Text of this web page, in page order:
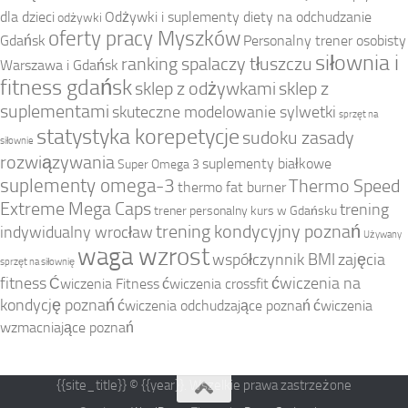
dla dzieci odżywki Odżywki i suplementy diety na odchudzanie
Gdańsk oferty pracy Myszków Personalny trener osobisty
Warszawa i Gdańsk ranking spalaczy tłuszczu siłownia i
fitness gdańsksklep z odżywkami sklep z
suplementami skuteczne modelowanie sylwetki sprzęt na
siłownie statystyka korepetycje sudoku zasady
rozwiązywaniaSuper Omega 3 suplementy białkowe
suplementy omega-3 thermo fat burnerThermo Speed
Extreme Mega Capstrener personalny kurs w Gdańskutrening
indywidualny wrocławtrening kondycyjny poznań Używany
sprzęt na siłownię waga wzrostwspółczynnik BMIzajęcia
fitness Ćwiczenia Fitnessćwiczenia crossfitćwiczenia na
kondycję poznań ćwiczenia odchudzające poznań ćwiczenia
wzmacniające poznań
{{site_title}} © {{year}}. Wszelkie prawa zastrzeżone